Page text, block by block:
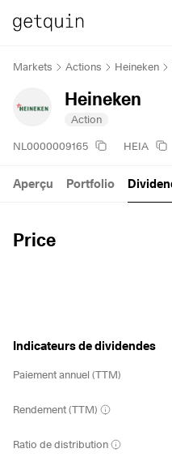
Markets Actions Heineken
Heineken
Action
NL0000009165 HEIA
Price
Aperçu Portfolio
Indicateurs de dividendes
Paiement annuel (TTM)
Rendement (TTM)
Ratio de distribution